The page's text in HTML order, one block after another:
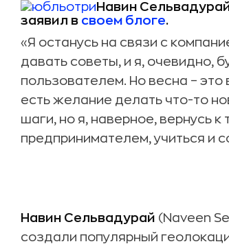
Навин
заявил в своем блоге.
«Я останусь на связи с
давать советы, и я, очевидно,
пользователем. Но весна –
есть желание делать что-то
шаги, но я, наверное, вернусь
предпринимателем, учиться и
Навин Сельвадурай (Naveen
создали популярный